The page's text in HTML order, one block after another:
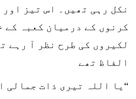
نکل رہی تھیں۔ اس تیز
کرنوں کے درمیان کعبہ کے
لکیروں کی طرح نظر آ رہے
الفاظ تھے
“یا اللہ تیری ذات جمالی